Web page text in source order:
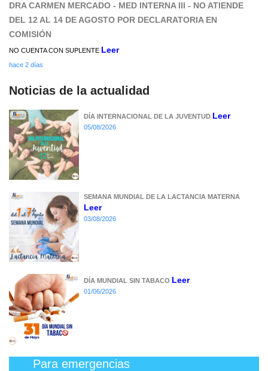
DRA CARMEN MERCADO - MED INTERNA III - NO ATIENDE
DEL 12 AL 14 DE AGOSTO POR DECLARATORIA EN
COMISIÓN
NO CUENTA CON SUPLENTE Leer
hace 2 días
Noticias de la actualidad
DÍA INTERNACIONAL DE LA JUVENTUD Leer
05/08/2026
SEMANA MUNDIAL DE LA LACTANCIA MATERNA
Leer
03/08/2026
DÍA MUNDIAL SIN TABACO Leer
01/06/2026
Para emergencias